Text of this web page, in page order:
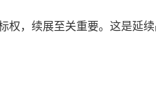
权，续展至关重要。这是延